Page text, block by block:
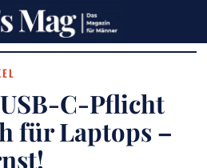
C-Pflicht
für Laptops –